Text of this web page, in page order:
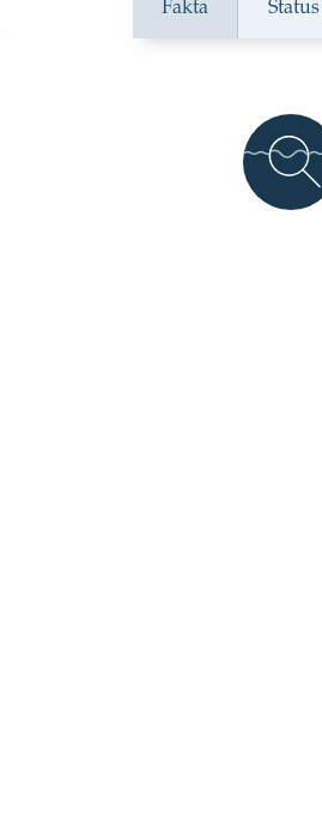
Fakta
Toppskarv i